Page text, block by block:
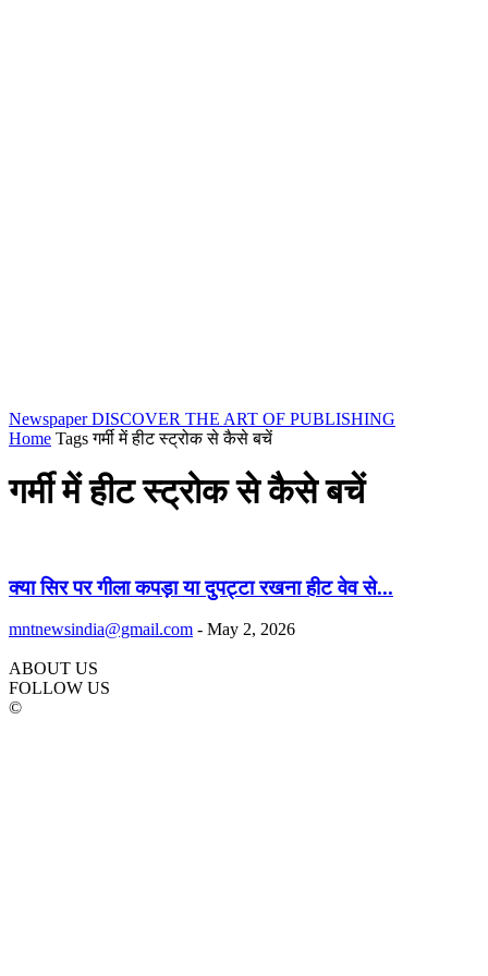
Newspaper DISCOVER THE ART OF PUBLISHING
Home Tags गर्मी में हीट स्ट्रोक से कैसे बचें
गर्मी में हीट स्ट्रोक से कैसे बचें
क्या सिर पर गीला कपड़ा या दुपट्टा रखना हीट वेव से...
mntnewsindia@gmail.com - May 2, 2026
ABOUT US
FOLLOW US
©